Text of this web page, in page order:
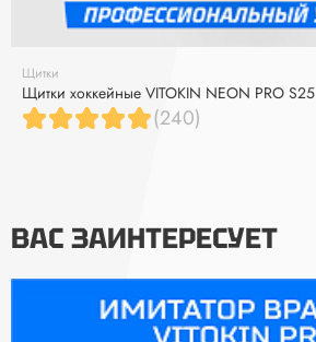
Щитки
Щитки хоккейные VITOKIN NEON PRO S25
(240)
ВАС ЗАИНТЕРЕСУЕТ